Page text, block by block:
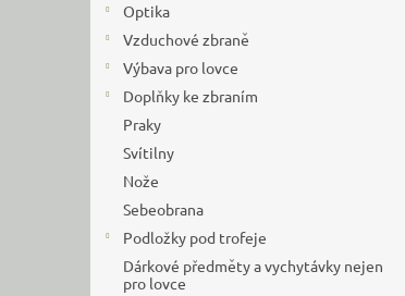
Optika
Vzduchové zbraně
Výbava pro lovce
Doplňky ke zbraním
Praky
Svítilny
Nože
Sebeobrana
Podložky pod trofeje
Dárkové předměty a vychytávky nejen
pro lovce